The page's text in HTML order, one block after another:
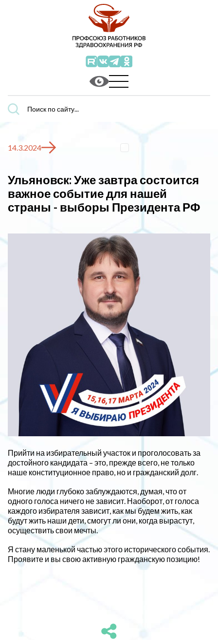
Поиск
по
14.3.2024
Ульяновск: Уже завтра состоится
важное событие для нашей
страны - выборы Президента РФ
Прийти на избирательный участок и проголосовать за
достойного кандидата – это, прежде всего, не только
наше конституционное право, но и гражданский долг.
Многие люди глубоко заблуждаются, думая, что от
одного голоса ничего не зависит. Наоборот, от голоса
каждого избирателя зависит, как мы будем жить, как
будут жить наши дети, смогут ли они, когда вырастут,
осуществить свои мечты.
Я стану маленькой частью этого исторического события.
Проявите и вы свою активную гражданскую позицию!